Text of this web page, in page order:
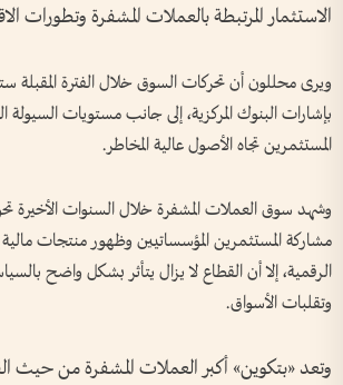
الاستثمار المرتبطة بالعملات المشفرة وتطورات
ويرى محللون أن تحركات السوق خلال الفترة
بإشارات البنوك المركزية، إلى جانب مستويات السيولة
المستثمرين تجاه الأصول عالية المخاطر.
وشهد سوق العملات المشفرة خلال السنوات الأخيرة
مشاركة المستثمرين المؤسساتيين وظهور منتجات
الرقمية، إلا أن القطاع لا يزال يتأثر بشكل واضح
وتقلبات الأسواق.
وتعد «بتكوين» أكبر العملات المشفرة من حيث